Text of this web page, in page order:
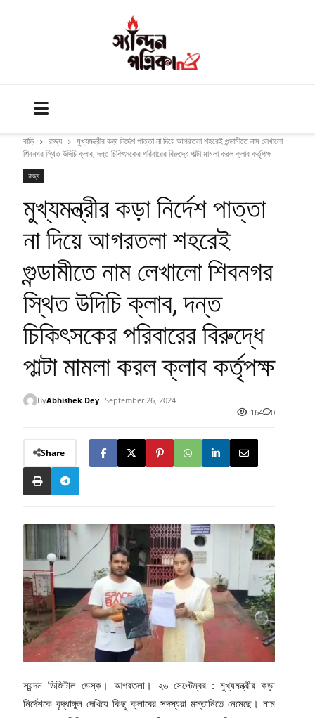
বাড়ি রাজ্য
মুখ্যমন্ত্রীর কড়া নির্দেশ পাত্তা না দিয়ে আগরতলা শহরেই গুন্ডামীতে নাম লেখালো
শিবনগর স্থিত উদিচি ক্লাব, দন্ত চিকিৎসকের পরিবারের বিরুদ্ধে পাল্টা মামলা করল ক্লাব কর্তৃপক্ষ
রাজ্য
মুখ্যমন্ত্রীর কড়া নির্দেশ পাত্তা
না দিয়ে আগরতলা শহরেই
গুন্ডামীতে নাম লেখালো শিবনগর
স্থিত উদিচি ক্লাব, দন্ত
চিকিৎসকের পরিবারের বিরুদ্ধে
পাল্টা মামলা করল ক্লাব কর্তৃপক্ষ
ByAbhishek Dey September 26, 2024
164
0
Share
স্যন্দন ডিজিটাল ডেস্ক। আগরতলা। ২৬ সেপ্টেম্বর : মুখ্যমন্ত্রীর কড়া
নির্দেশকে বৃদ্ধাঙ্গুল দেখিয়ে কিছু ক্লাবের সদস্যরা মস্তানিতে নেমেছে। নাম